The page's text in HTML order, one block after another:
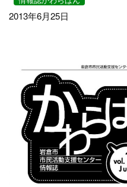
2013年6月25日